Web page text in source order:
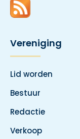
Vereniging
Lid worden
Bestuur
Redactie
Verkoop